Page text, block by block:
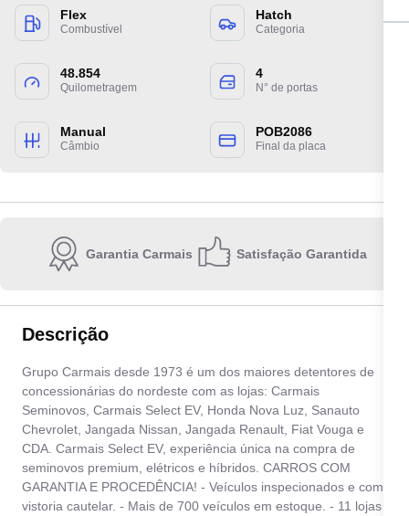
Flex
Combustível
Hatch
Categoria
48.854
Quilometragem
4
N° de portas
Manual
Câmbio
POB2086
Final da placa
Garantia Carmais Satisfação Garantida
Descrição
Grupo Carmais desde 1973 é um dos maiores detentores de
concessionárias do nordeste com as lojas: Carmais
Seminovos, Carmais Select EV, Honda Nova Luz, Sanauto
Chevrolet, Jangada Nissan, Jangada Renault, Fiat Vouga e
CDA. Carmais Select EV, experiência única na compra de
seminovos premium, elétricos e híbridos. CARROS COM
GARANTIA E PROCEDÊNCIA! - Veículos inspecionados e com
vistoria cautelar. - Mais de 700 veículos em estoque. - 11 lojas
Escolha a unidade:
Ao informar meus dados, eu concordo com aPolítica de privacidade
Enviar